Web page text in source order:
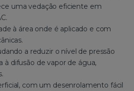
uma vedação eficiente em
à área onde é aplicado e com
a reduzir o nível de pressão
à difusão de vapor de água,
com um desenrolamento fácil